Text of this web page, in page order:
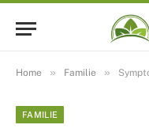
Home » Familie »
FAMILIE